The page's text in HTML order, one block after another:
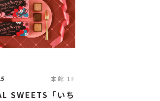
本館 1F
SWEETS「いち